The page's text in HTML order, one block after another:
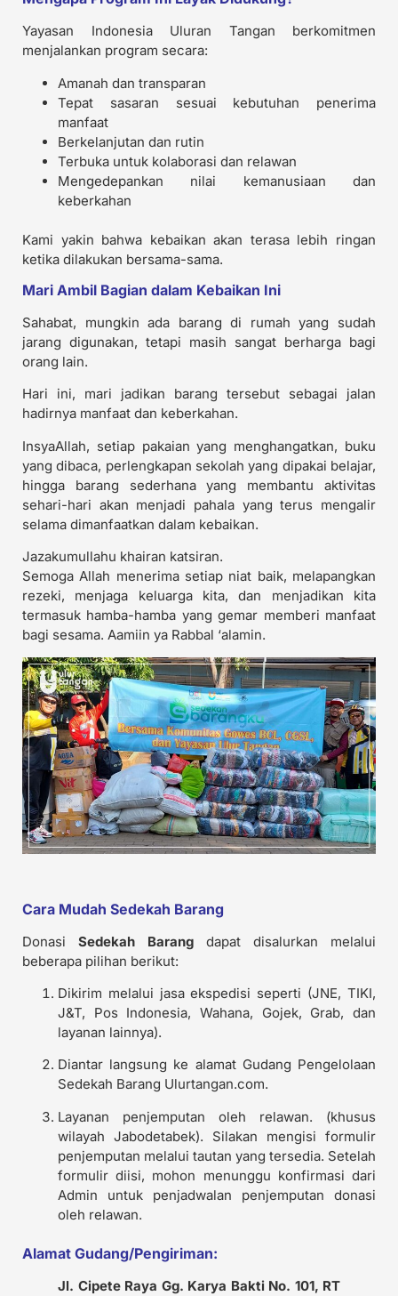
Yayasan Indonesia Uluran Tangan berkomitmen
menjalankan program secara:
Amanah dan transparan
Tepat sasaran sesuai kebutuhan penerima
manfaat
Berkelanjutan dan rutin
Terbuka untuk kolaborasi dan relawan
Mengedepankan nilai kemanusiaan dan
keberkahan
Kami yakin bahwa kebaikan akan terasa lebih ringan
ketika dilakukan bersama-sama.
Mari Ambil Bagian dalam Kebaikan Ini
Sahabat, mungkin ada barang di rumah yang sudah
jarang digunakan, tetapi masih sangat berharga bagi
orang lain.
Hari ini, mari jadikan barang tersebut sebagai jalan
hadirnya manfaat dan keberkahan.
InsyaAllah, setiap pakaian yang menghangatkan, buku
yang dibaca, perlengkapan sekolah yang dipakai belajar,
hingga barang sederhana yang membantu aktivitas
sehari-hari akan menjadi pahala yang terus mengalir
selama dimanfaatkan dalam kebaikan.
Jazakumullahu khairan katsiran.
Semoga Allah menerima setiap niat baik, melapangkan
rezeki, menjaga keluarga kita, dan menjadikan kita
termasuk hamba-hamba yang gemar memberi manfaat
bagi sesama. Aamiin ya Rabbal ‘alamin.
Cara Mudah Sedekah Barang
Donasi Sedekah Barang dapat disalurkan melalui
beberapa pilihan berikut:
Dikirim melalui jasa ekspedisi seperti (JNE, TIKI,
J&T, Pos Indonesia, Wahana, Gojek, Grab, dan
layanan lainnya).
Diantar langsung ke alamat Gudang Pengelolaan
Sedekah Barang Ulurtangan.com.
Layanan penjemputan oleh relawan. (khusus
wilayah Jabodetabek). Silakan mengisi formulir
penjemputan melalui tautan yang tersedia. Setelah
formulir diisi, mohon menunggu konfirmasi dari
Admin untuk penjadwalan penjemputan donasi
oleh relawan.
Alamat Gudang/Pengiriman:
Jl. Cipete Raya Gg. Karya Bakti No. 101, RT